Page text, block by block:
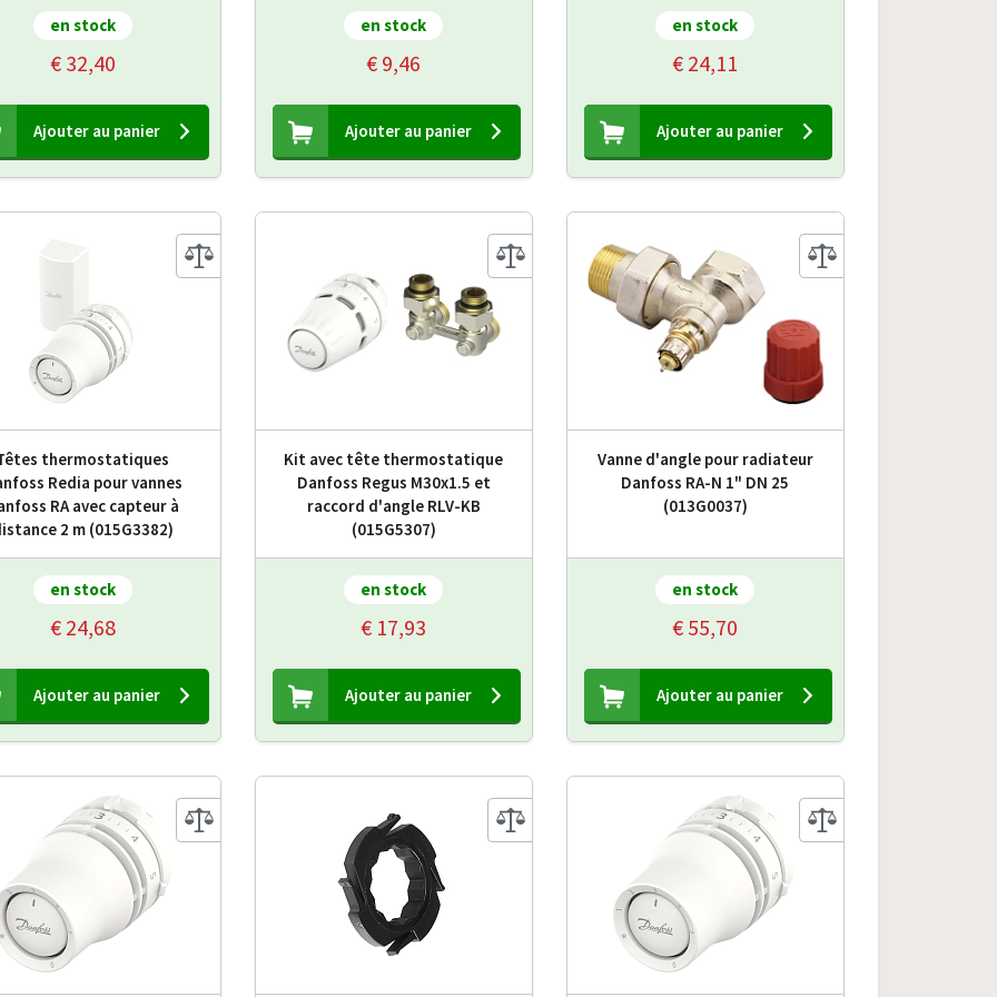
en stock
€ 32,40
Ajouter au panier
en stock
€ 9,46
Ajouter au panier
en stock
€ 24,11
Ajouter au panier
thermostatiques
Redia pour vannes
RA avec capteur à
2 m (015G3382)
en stock
€ 24,68
Ajouter au panier
Kit avec tête thermostatique
Danfoss Regus M30x1.5 et
raccord d'angle RLV-KB
(015G5307)
en stock
€ 17,93
Ajouter au panier
Vanne d'angle pour radiateur
Danfoss RA-N 1" DN 25
(013G0037)
en stock
€ 55,70
Ajouter au panier